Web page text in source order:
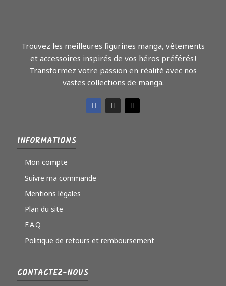
Trouvez les meilleures figurines manga, vêtements
et accessoires inspirés de vos héros préférés !
Transformez votre passion en réalité avec nos
vastes collections de manga.
INFORMATIONS
Mon compte
Suivre ma commande
Mentions légales
Plan du site
F.A.Q
Politique de retours et remboursement
CONTACTEZ-NOUS